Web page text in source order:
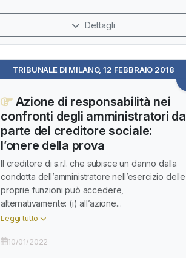
Dettagli
TRIBUNALE DI MILANO, 12 FEBBRAIO 2018
Azione di responsabilità nei
confronti degli amministratori da
parte del creditore sociale:
l’onere della prova
Il creditore di s.r.l. che subisce un danno dalla
condotta dell’amministratore nell’esercizio delle
proprie funzioni può accedere,
alternativamente: (i) all’azione...
Leggi tutto
10/01/2022